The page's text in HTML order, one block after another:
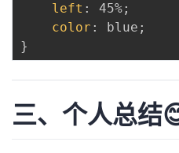
left : 45%;
color : blue ;
}
三、个人总结